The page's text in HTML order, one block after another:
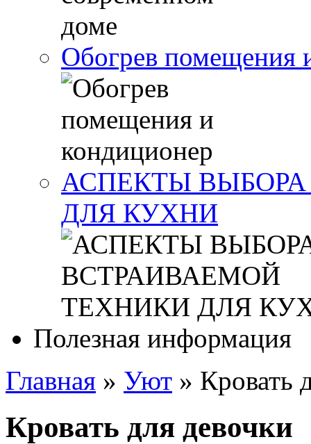
Обогрев помещения
АСПЕКТЫ
ДЛЯ КУХНИ
Полезная информация
Главная » Уют » Кровать
Кровать для девочки